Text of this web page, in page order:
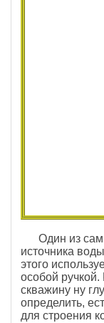
Один из
источника
этого
особой
скважину ну
определить,
для строения